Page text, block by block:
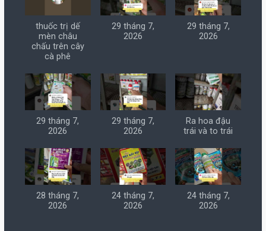
thuốc trị dế
mèn châu
chấu trên cây
cà phê
29 tháng 7,
2026
29 tháng 7,
2026
29 tháng 7,
2026
29 tháng 7,
2026
Ra hoa đậu
trái và to trái
28 tháng 7,
2026
24 tháng 7,
2026
24 tháng 7,
2026